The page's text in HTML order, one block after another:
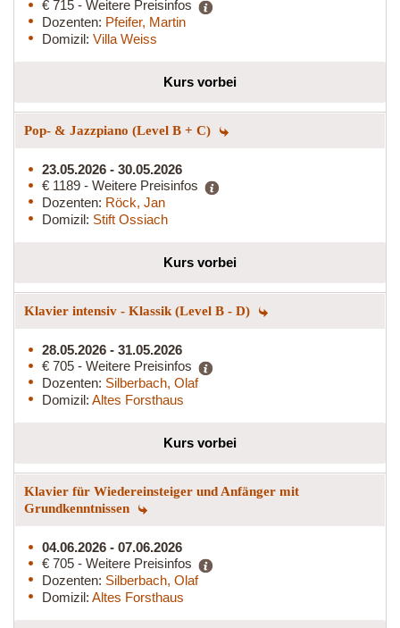
€ 715 - Weitere Preisinfos
Dozenten: Pfeifer, Martin
Domizil: Villa Weiss
Kurs vorbei
Pop- & Jazzpiano (Level B + C)
23.05.2026 - 30.05.2026
€ 1189 - Weitere Preisinfos
Dozenten: Röck, Jan
Domizil: Stift Ossiach
Kurs vorbei
Klavier intensiv - Klassik (Level B - D)
28.05.2026 - 31.05.2026
€ 705 - Weitere Preisinfos
Dozenten: Silberbach, Olaf
Domizil: Altes Forsthaus
Kurs vorbei
Klavier für Wiedereinsteiger und Anfänger mit
Grundkenntnissen
04.06.2026 - 07.06.2026
€ 705 - Weitere Preisinfos
Dozenten: Silberbach, Olaf
Domizil: Altes Forsthaus